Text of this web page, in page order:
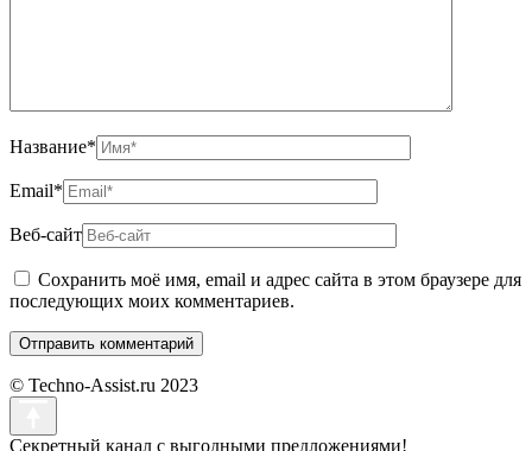
Название*
Email*
Веб-сайт
Сохранить моё имя, email и адрес сайта в этом браузере для
последующих моих комментариев.
© Techno-Assist.ru 2023
Секретный канал с выгодными предложениями!